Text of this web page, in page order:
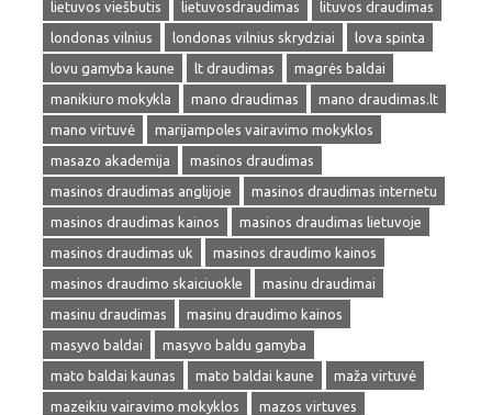
lietuvos viešbutis
lietuvosdraudimas
lituvos draudimas
londonas vilnius
londonas vilnius skrydziai
lova spinta
lovu gamyba kaune
lt draudimas
magrės baldai
manikiuro mokykla
mano draudimas
mano draudimas.lt
mano virtuvė
marijampoles vairavimo mokyklos
masazo akademija
masinos draudimas
masinos draudimas anglijoje
masinos draudimas internetu
masinos draudimas kainos
masinos draudimas lietuvoje
masinos draudimas uk
masinos draudimo kainos
masinos draudimo skaiciuokle
masinu draudimai
masinu draudimas
masinu draudimo kainos
masyvo baldai
masyvo baldu gamyba
mato baldai kaunas
mato baldai kaune
maža virtuvė
mazeikiu vairavimo mokyklos
mazos virtuves